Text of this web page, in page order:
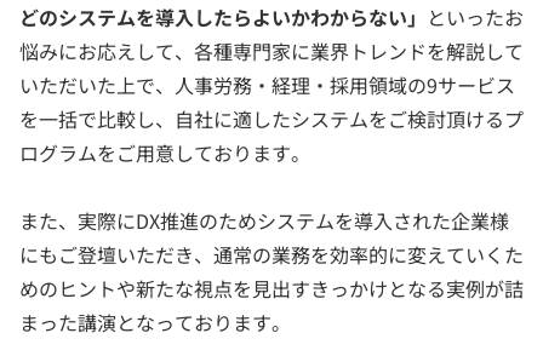
どのシステムを導入したらよいかわからない」 といったお
悩みにお応えして、各種専門家に業界トレンドを解説して
いただいた上で、人事労務・経理・採用領域の9サービス
を一括で比較し、自社に適したシステムをご検討頂けるプ
ログラムをご用意しております。
また、実際にDX推進のためシステムを導入された企業様
にもご登壇いただき、通常の業務を効率的に変えていくた
めのヒントや新たな視点を見出すきっかけとなる実例が詰
まった講演となっております。